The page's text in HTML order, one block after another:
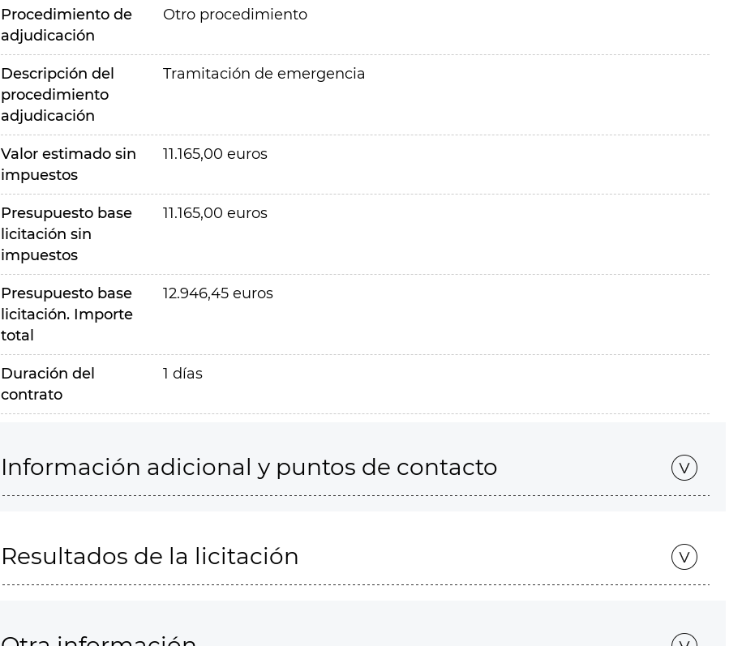
Procedimiento de
adjudicación
Otro procedimiento
Descripción del
procedimiento
adjudicación
Tramitación de emergencia
Valor estimado sin
impuestos
11.165,00 euros
Presupuesto base
licitación sin
impuestos
11.165,00 euros
Presupuesto base
licitación. Importe
total
12.946,45 euros
Duración del
contrato
1 días
Información adicional y puntos de contacto
Resultados de la licitación